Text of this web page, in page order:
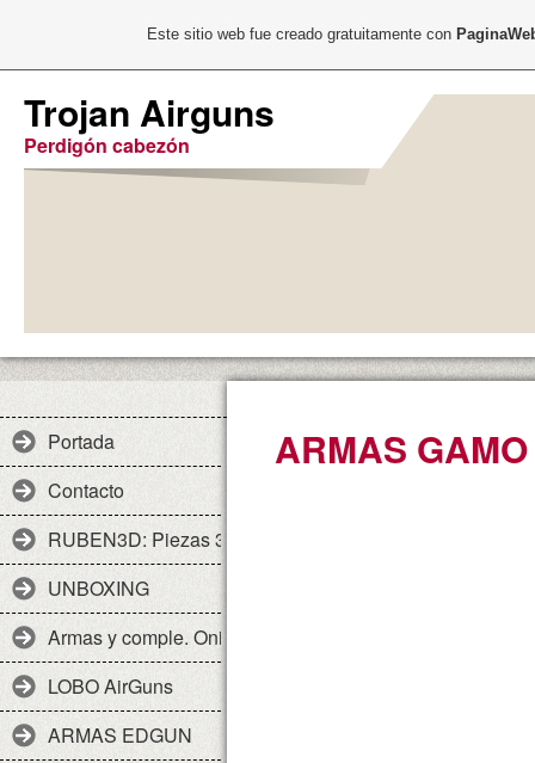
Trojan Airguns
Perdigón cabezón
Portada
Contacto
RUBEN3D: Piezas 3d
UNBOXING
Armas y comple. Onix
LOBO AirGuns
ARMAS EDGUN
ARMAS GAMO
Este sitio web fue creado gratuitamente con